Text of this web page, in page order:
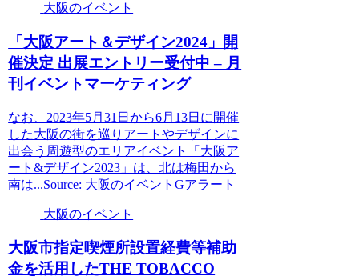
大阪のイベント
「 大阪アート＆デザイン2024」開
催決定 出展エントリー受付中 – 月
刊イベントマーケティング
なお、2023年5月31日から6月13日に開催
した大阪の街を巡りアートやデザインに
出会う周遊型のエリアイベント「大阪ア
ート&デザイン2023」は、北は梅田から
南は...Source: 大阪のイベントGアラート
大阪のイベント
大阪市指定喫煙所設置経費等補助
金を活用したTHE TOBACCO